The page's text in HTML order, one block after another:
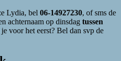
Lydia, bel 06-14927230, of sms de
achternaam op dinsdag tussen
voor het eerst? Bel dan svp de